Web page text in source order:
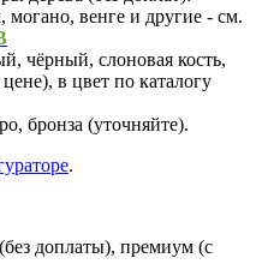
могано, венге и другие - см.
чёрный, слоновая кость,
в цвет по каталогу
бронза (уточняйте).
.
доплаты), премиум (с